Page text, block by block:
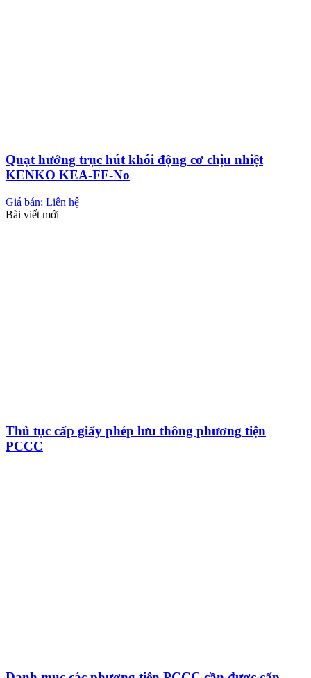
Quạt hướng trục hút khói động cơ chịu nhiệt
KENKO KEA-FF-No
Giá bán: Liên hệ
Bài viết mới
Thủ tục cấp giấy phép lưu thông phương tiện
PCCC